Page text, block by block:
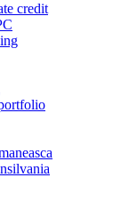
credit